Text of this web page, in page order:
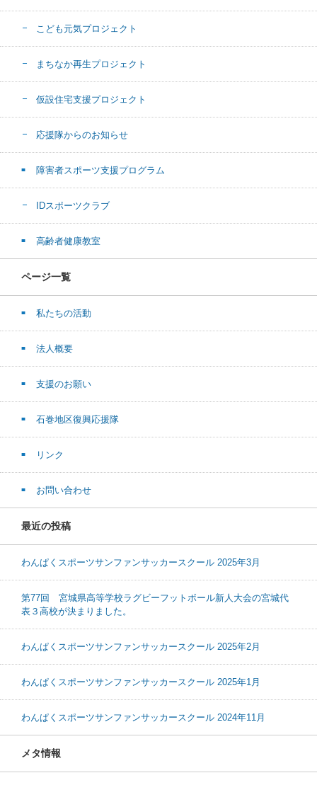
こども元気プロジェクト
まちなか再生プロジェクト
仮設住宅支援プロジェクト
応援隊からのお知らせ
障害者スポーツ支援プログラム
IDスポーツクラブ
高齢者健康教室
ページ一覧
私たちの活動
法人概要
支援のお願い
石巻地区復興応援隊
リンク
お問い合わせ
最近の投稿
わんぱくスポーツサンファンサッカースクール 2025年3月
第77回 宮城県高等学校ラグビーフットボール新人大会の宮城代
表３高校が決まりました。
わんぱくスポーツサンファンサッカースクール 2025年2月
わんぱくスポーツサンファンサッカースクール 2025年1月
わんぱくスポーツサンファンサッカースクール 2024年11月
メタ情報